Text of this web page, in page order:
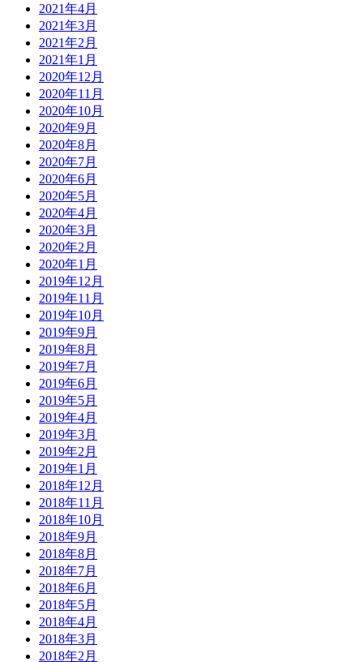
2021年4月
2021年3月
2021年2月
2021年1月
2020年12月
2020年11月
2020年10月
2020年9月
2020年8月
2020年7月
2020年6月
2020年5月
2020年4月
2020年3月
2020年2月
2020年1月
2019年12月
2019年11月
2019年10月
2019年9月
2019年8月
2019年7月
2019年6月
2019年5月
2019年4月
2019年3月
2019年2月
2019年1月
2018年12月
2018年11月
2018年10月
2018年9月
2018年8月
2018年7月
2018年6月
2018年5月
2018年4月
2018年3月
2018年2月